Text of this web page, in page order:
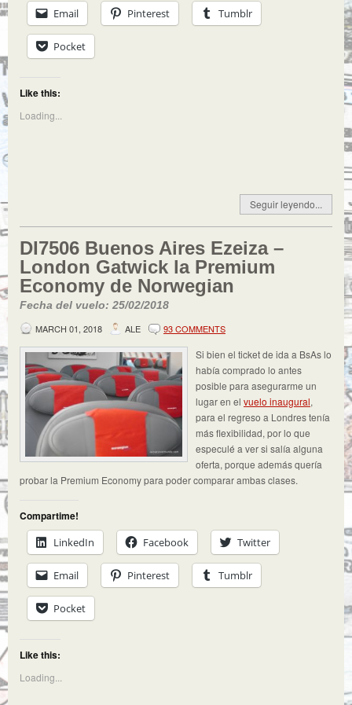
Email Pinterest Tumblr
Pocket
Like this:
Loading...
Seguir leyendo...
DI7506 Buenos Aires Ezeiza –
London Gatwick la Premium
Economy de Norwegian
Fecha del vuelo: 25/02/2018
MARCH 01, 2018
ALE 93 COMMENTS
Si bien el ticket de ida a BsAs lo
había comprado lo antes
posible para asegurarme un
lugar en el vuelo inaugural,
para el regreso a Londres tenía
más flexibilidad, por lo que
especulé a ver si salía alguna
oferta, porque además quería
probar la Premium Economy para poder comparar ambas clases.
Compartime!
LinkedIn
Facebook Twitter
Email Pinterest Tumblr
Pocket
Like this:
Loading...